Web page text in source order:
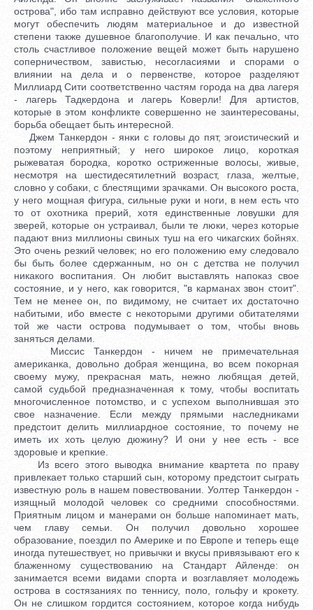
острова", ибо там исправно действуют все условия, которые
могут обеспечить людям материальное и до известной
степени также душевное благополучие. И как печально, что
столь счастливое положение вещей может быть нарушено
соперничеством, завистью, несогласиями и спорами о
влиянии на дела и о первенстве, которое разделяют
Миллиард Сити соответственно частям города на два лагеря
- лагерь Тадкердона и лагерь Коверли! Для артистов,
которые в этом конфликте совершенно не заинтересованы,
борьба обещает быть интересной.
Джем Танкердон - янки с головы до пят, эгоистический и
поэтому неприятный; у него широкое лицо, короткая
рыжеватая бородка, коротко остриженные волосы, живые,
несмотря на шестидесятилетний возраст, глаза, желтые,
словно у собаки, с блестящими зрачками. Он высокого роста,
у него мощная фигура, сильные руки и ноги, в нем есть что
то от охотника прерий, хотя единственные ловушки для
зверей, которые он устраивал, были те люки, через которые
падают вниз миллионы свиных туш на его чикагских бойнях.
Это очень резкий человек; но его положению ему следовало
бы быть более сдержанным, но он с детства не получил
никакого воспитания. Он любит выставлять напоказ свое
состояние, и у него, как говорится, "в карманах звон стоит".
Тем не менее он, по видимому, не считает их достаточно
набитыми, ибо вместе с некоторыми другими обитателями
той же части острова подумывает о том, чтобы вновь
заняться делами.
Миссис Танкердон - ничем не примечательная
американка, довольно добрая женщина, во всем покорная
своему мужу, прекрасная мать, нежно любящая детей,
самой судьбой предназначенная к тому, чтобы воспитать
многочисленное потомство, и с успехом выполнившая это
свое назначение. Если между прямыми наследниками
предстоит делить миллиардное состояние, то почему не
иметь их хоть целую дюжину? И они у нее есть - все
здоровые и крепкие.
Из всего этого выводка внимание квартета по праву
привлекает только старший сын, которому предстоит сыграть
известную роль в нашем повествовании. Уолтер Танкердон -
изящный молодой человек со средними способностями.
Приятным лицом и манерами он больше напоминает мать,
чем главу семьи. Он получил довольно хорошее
образование, поездил по Америке и по Европе и теперь еще
иногда путешествует, но привычки и вкусы привязывают его к
блаженному существованию на Стандарт Айленде: он
занимается всеми видами спорта и возглавляет молодежь
острова в состязаниях по теннису, поло, гольфу и крокету.
Он не слишком гордится состоянием, которое когда нибудь